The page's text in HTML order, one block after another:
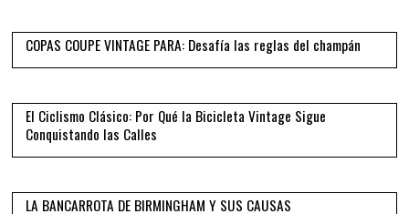
COPAS COUPE VINTAGE PARA: Desafía las reglas del champán
04
El Ciclismo Clásico: Por Qué la Bicicleta Vintage Sigue
Conquistando las Calles
05
LA BANCARROTA DE BIRMINGHAM Y SUS CAUSAS